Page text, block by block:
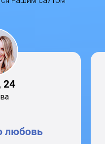
24
любовь